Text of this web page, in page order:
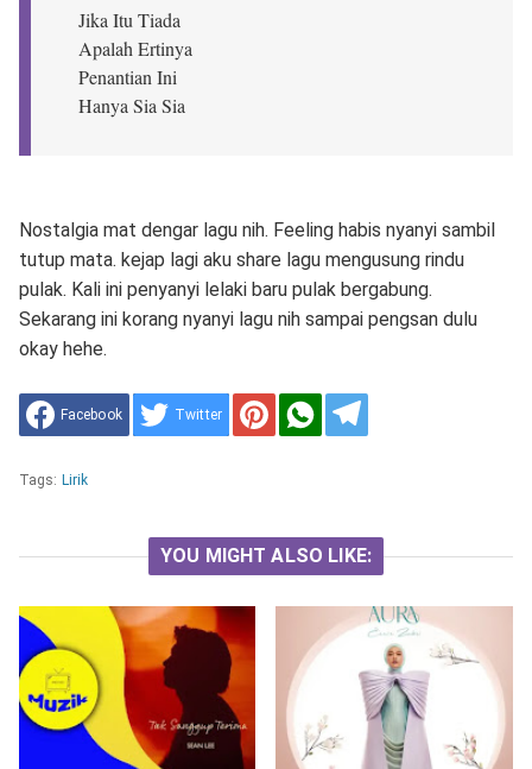
Jika Itu Tiada
Apalah Ertinya
Penantian Ini
Hanya Sia Sia
Nostalgia mat dengar lagu nih. Feeling habis nyanyi sambil
tutup mata. kejap lagi aku share lagu mengusung rindu
pulak. Kali ini penyanyi lelaki baru pulak bergabung.
Sekarang ini korang nyanyi lagu nih sampai pengsan dulu
okay hehe.
Facebook Twitter
Tags: Lirik
YOU MIGHT ALSO LIKE: